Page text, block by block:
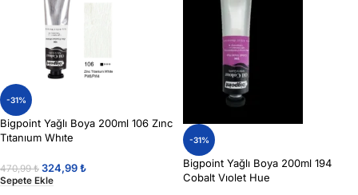
-31%
Bigpoint Yağlı Boya 200ml 106 Zınc
Tıtanıum Whıte
470,99₺ 324,99₺
Sepete Ekle
-31%
Bigpoint Yağlı Boya 200ml 194
Cobalt Vıolet Hue